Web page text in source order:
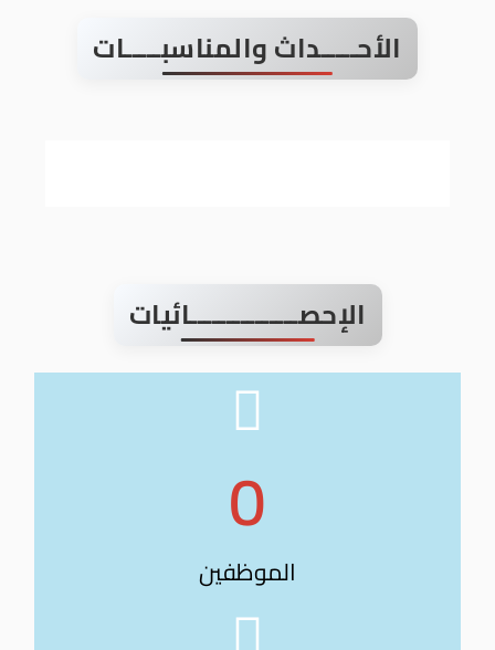
الأحـــــداث والمناسبـــــات
الإحصـــــــــــــــائيات
0
الموظفين